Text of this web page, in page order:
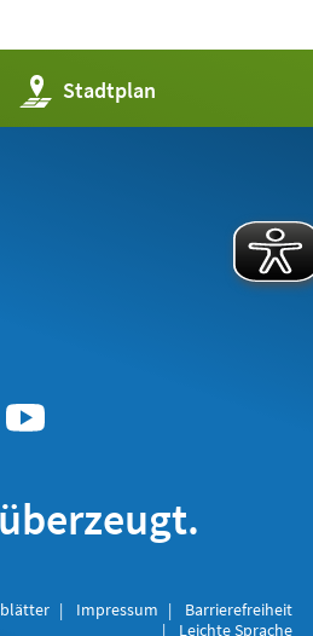
Stadtplan
(Öffnet
in
einem
Impressum
Barrierefreiheit
Leichte Sprache